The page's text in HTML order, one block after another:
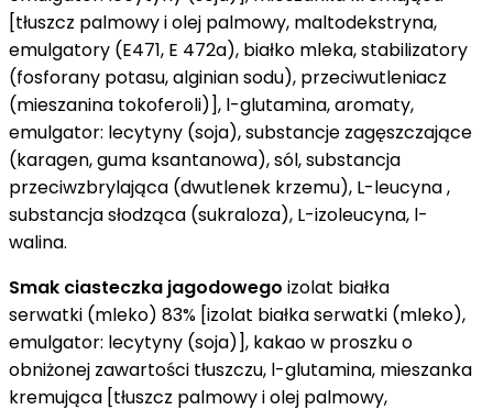
[tłuszcz palmowy i olej palmowy, maltodekstryna,
emulgatory (E471, E 472a), białko mleka, stabilizatory
(fosforany potasu, alginian sodu), przeciwutleniacz
(mieszanina tokoferoli)], l-glutamina, aromaty,
emulgator: lecytyny (soja), substancje zagęszczające
(karagen, guma ksantanowa), sól, substancja
przeciwzbrylająca (dwutlenek krzemu), L-leucyna ,
substancja słodząca (sukraloza), L-izoleucyna, l-
walina.
Smak ciasteczka jagodowego izolat białka
serwatki (mleko) 83% [izolat białka serwatki (mleko),
emulgator: lecytyny (soja)], kakao w proszku o
obniżonej zawartości tłuszczu, l-glutamina, mieszanka
kremująca [tłuszcz palmowy i olej palmowy,